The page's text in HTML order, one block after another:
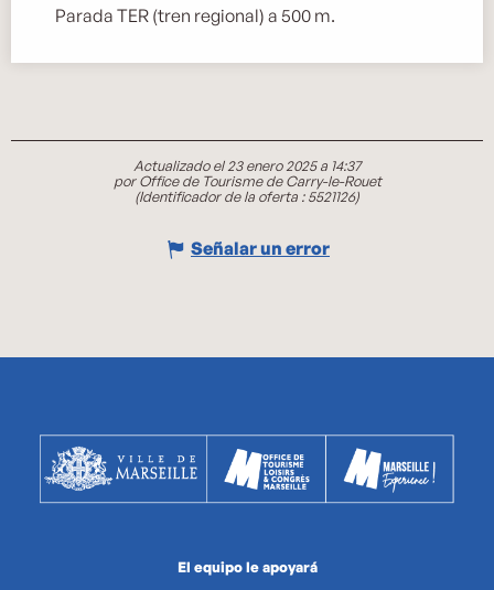
Parada TER (tren regional) a 500 m.
Actualizado el 23 enero 2025 a 14:37
por Office de Tourisme de Carry-le-Rouet
(Identificador de la oferta :5521126)
Señalar un error
El equipo le apoyará